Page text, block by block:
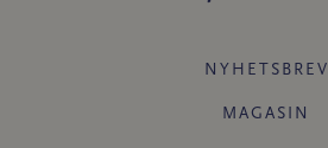
NYHETSBREV
MAGASIN